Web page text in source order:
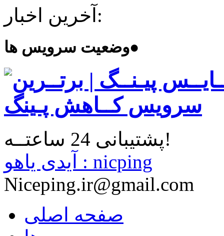
آخرین اخبار:
وضعیت سرویس ها●
پشتیبانی 24 ساعتــه!
آیدی یاهو : nicping
Niceping.ir@gmail.com
صفحه اصلی